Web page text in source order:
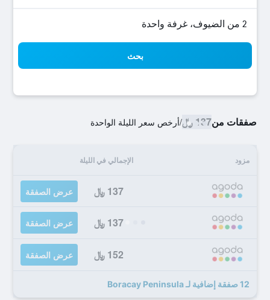
2 من الضيوف، غرفة واحدة
بحث
صفقات من137 ﷼ /أرخص سعر الليلة الواحدة
مزود الإجمالي في الليلة
137 ﷼ عرض الصفقة
137 ﷼ عرض الصفقة
152 ﷼ عرض الصفقة
12 صفقة إضافية لـ Boracay Peninsula